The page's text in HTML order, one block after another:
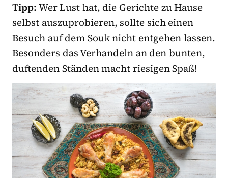
Tipp:Wer Lust hat, die Gerichte zu Hause
selbst auszuprobieren, sollte sich einen
Besuch auf dem Souk nicht entgehen lassen.
Besonders das Verhandeln an den bunten,
duftenden Ständen macht riesigen Spaß!